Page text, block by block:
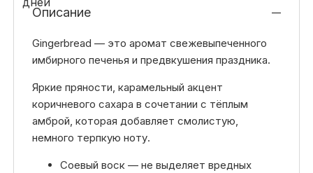
Описание
Gingerbread — это аромат свежевыпеченного
имбирного печенья и предвкушения праздника.
Яркие пряности, карамельный акцент
коричневого сахара в сочетании с тёплым
амброй, которая добавляет смолистую,
немного терпкую ноту.
Соевый воск — не выделяет вредных